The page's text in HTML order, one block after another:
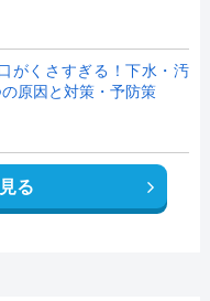
がくさすぎる！下水・汚
原因と対策・予防策
る